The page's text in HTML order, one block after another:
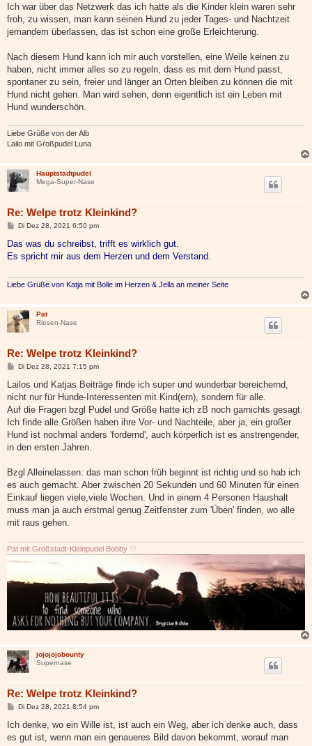
Ich war über das Netzwerk das ich hatte als die Kinder klein waren sehr
froh, zu wissen, man kann seinen Hund zu jeder Tages- und Nachtzeit
jemandem überlassen, das ist schon eine große Erleichterung.
Nach diesem Hund kann ich mir auch vorstellen, eine Weile keinen zu
haben, nicht immer alles so zu regeln, dass es mit dem Hund passt,
spontaner zu sein, freier und länger an Orten bleiben zu können die mit
Hund nicht gehen. Man wird sehen, denn eigentlich ist ein Leben mit
Hund wunderschön.
Liebe Grüße von der Alb
Lailo mit Großpudel Luna
Hauptstadtpudel
Mega-Super-Nase
Re: Welpe trotz Kleinkind?
B
i
r
Di Dez 28, 2021 6:50 pm
Das was du schreibst, trifft es wirklich gut.
Es spricht mir aus dem Herzen und dem Verstand.
Liebe Grüße von Katja mit Bolle im Herzen & Jella an meiner Seite
Pat
Riesen-Nase
Re: Welpe trotz Kleinkind?
B
i
r
a
Di Dez 28, 2021 7:15 pm
Lailos und Katjas Beiträge finde ich super und wunderbar bereichernd,
nicht nur für Hunde-Interessenten mit Kind(ern), sondern für alle.
Auf die Fragen bzgl Pudel und Größe hatte ich zB noch garnichts gesagt.
Ich finde alle Größen haben ihre Vor- und Nachteile, aber ja, ein großer
Hund ist nochmal anders 'fordernd', auch körperlich ist es anstrengender,
in den ersten Jahren.
Bzgl Alleinelassen: das man schon früh beginnt ist richtig und so hab ich
es auch gemacht. Aber zwischen 20 Sekunden und 60 Minuten für einen
Einkauf liegen viele,viele Wochen. Und in einem 4 Personen Haushalt
muss man ja auch erstmal genug Zeitfenster zum 'Üben' finden, wo alle
mit raus gehen.
Pat mit Großstadt-Kleinpudel Bobby ♡
jojojojobounty
Supernase
Re: Welpe trotz Kleinkind?
B
i
r
Di Dez 28, 2021 8:54 pm
Ich denke, wo ein Wille ist, ist auch ein Weg, aber ich denke auch, dass
es gut ist, wenn man ein genaueres Bild davon bekommt, worauf man